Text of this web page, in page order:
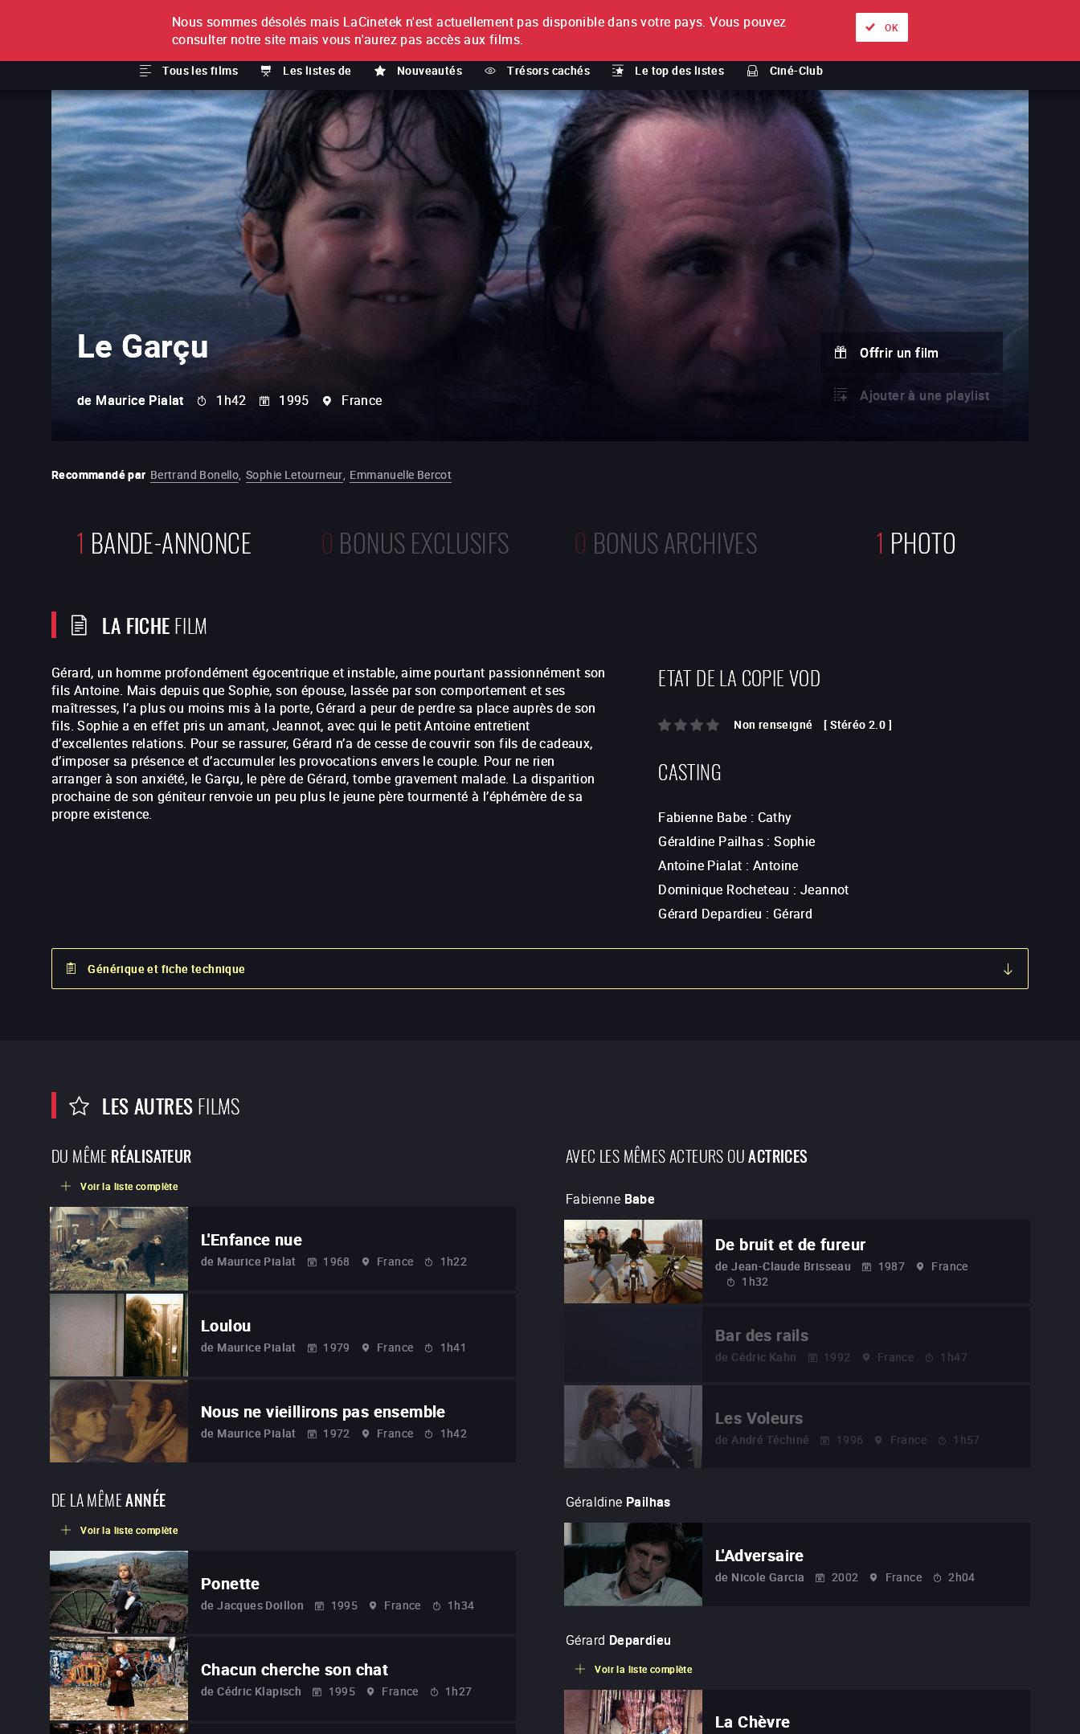
À L'UNITÉ
Tous les films Les listes de Nouveautés Trésors cachés Le top des listes Ciné-Club
ABONNEMENT À propos Nos offres
Le Garçu
de Maurice Pialat 1h42 1995 France
Offrir un film
Ajouter à une playlist
Recommandé par Bertrand Bonello, Sophie Letourneur, Emmanuelle Bercot
1 BANDE-ANNONCE 0 BONUS EXCLUSIFS 0 BONUS ARCHIVES 1 PHOTO
LA FICHEFILM
Gérard, un homme profondément égocentrique et instable, aime pourtant passionnément son
fils Antoine. Mais depuis que Sophie, son épouse, lassée par son comportement et ses
maîtresses, l’a plus ou moins mis à la porte, Gérard a peur de perdre sa place auprès de son
fils. Sophie a en effet pris un amant, Jeannot, avec qui le petit Antoine entretient
d’excellentes relations. Pour se rassurer, Gérard n’a de cesse de couvrir son fils de cadeaux,
d’imposer sa présence et d’accumuler les provocations envers le couple. Pour ne rien
arranger à son anxiété, le Garçu, le père de Gérard, tombe gravement malade. La disparition
prochaine de son géniteur renvoie un peu plus le jeune père tourmenté à l’éphémère de sa
propre existence.
ETAT DE LA COPIE VOD
Non renseigné [Stéréo 2.0 ]
CASTING
Fabienne Babe : Cathy
Géraldine Pailhas :Sophie
Antoine Pialat :Antoine
Dominique Rocheteau :Jeannot
Gérard Depardieu : Gérard
Générique et fiche technique
LES AUTRESFILMS
DU MÊMERÉALISATEUR
Voir la liste complète
L'Enfance nue
de Maurice Pialat 1968 France 1h22
Loulou
de Maurice Pialat 1979 France 1h41
Nous ne vieillirons pas ensemble
de Maurice Pialat 1972 France 1h42
DE LA MÊMEANNÉE
Voir la liste complète
Ponette
de Jacques Doillon 1995 France 1h34
Chacun cherche son chat
de Cédric Klapisch 1995 France 1h27
AVEC LES MÊMES ACTEURS OUACTRICES
Fabienne Babe
De bruit et de fureur
de Jean-Claude Brisseau 1987
France
1h32
Bar des rails
de Cédric Kahn 1992 France 1h47
Les Voleurs
de André Téchiné 1996 France 1h57
Géraldine Pailhas
L'Adversaire
de Nicole Garcia 2002 France 2h04
Gérard Depardieu
Voir la liste complète
La Chèvre
Nous sommes désolés mais LaCinetek n'est actuellement pas disponible dans votre pays. Vous pouvez
consulter notre site mais vous n'aurez pas accès aux films.
OK